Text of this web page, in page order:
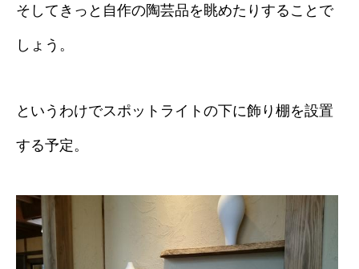
そしてきっと自作の陶芸品を眺めたりすることで
しょう。
というわけでスポットライトの下に飾り棚を設置
する予定。